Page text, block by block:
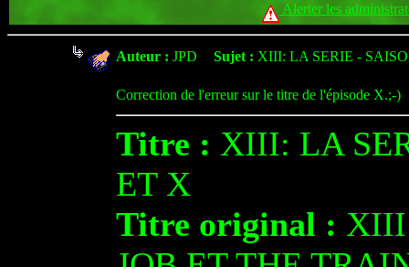
Alerter les
Auteur : JPD Sujet : XIII: LA SERIE -
Correction de l'erreur sur le titre de l'épisode X.;-)
Titre : XIII: LA
ET X
Titre original :